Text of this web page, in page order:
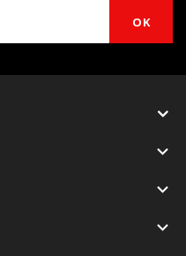


